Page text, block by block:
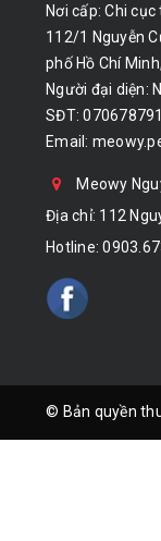
Nơi cấp: Chi
112/1 Nguyễn
phố Hồ Chí
Người đại diện:
SĐT:
Email:
Meowy
Địa chỉ: 112
Hotline:
© Bản quyền